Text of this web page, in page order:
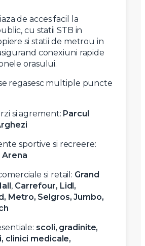
de acces facil la
cu statii STB in
si statii de metrou in
conexiuni rapide
orasului.
regasesc multiple puncte
si agrement: Parcul
sportive si recreere:
Arena
si retail: Grand
, Carrefour, Lidl,
Metro, Selgros, Jumbo,
scoli, gradinite,
clinici medicale,